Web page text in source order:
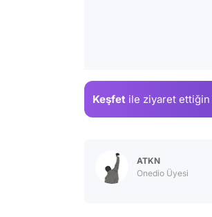
Keşfet ile ziyaret ettiğin
ATKN
Onedio Üyesi